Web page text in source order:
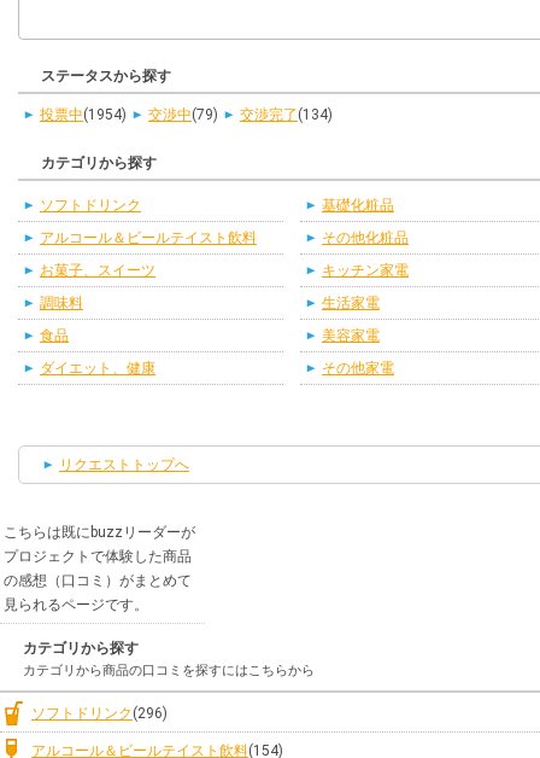
ステータスから探す
投票中(1954) 交渉中(79) 交渉完了 (134)
カテゴリから探す
ソフトドリンク
アルコール＆ビールテイスト飲料
お菓子、スイーツ
調味料
食品
ダイエット、健康
基礎化粧品
その他化粧品
キッチン家電
生活家電
美容家電
その他家電
リクエストトップへ
こちらは既にbuzzリーダーが
プロジェクトで体験した商品
の感想（口コミ）がまとめて
見られるページです。
カテゴリから探す
カテゴリから商品の口コミを探すにはこちらから
ソフトドリンク (296)
アルコール＆ビールテイスト飲料(154)